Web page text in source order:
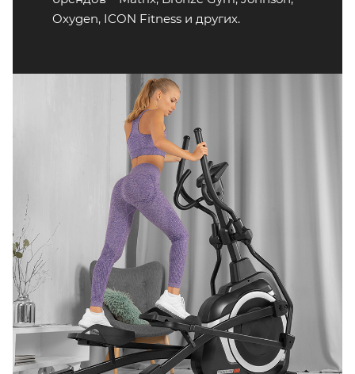
Oxygen, ICON Fitness и других.